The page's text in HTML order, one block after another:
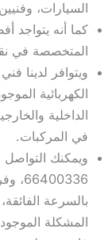
السيارات،
كما أنه يتواجد
المتخصصة في
ويتوافر لدينا
الكهربائية
الداخلية
في المركبات.
ويمكنك
بالسرعة
المشكلة